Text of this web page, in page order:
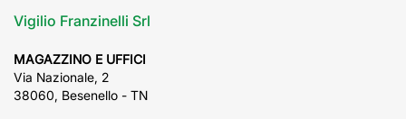
Vigilio Franzinelli Srl
MAGAZZINO E UFFICI
Via Nazionale, 2
38060, Besenello - TN